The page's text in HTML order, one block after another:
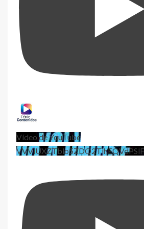
Vídeo de YouTube